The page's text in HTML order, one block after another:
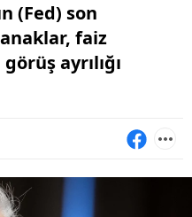
(Fed) son
faiz
ayrılığı